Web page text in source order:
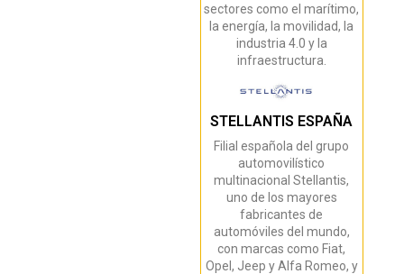
sectores como el marítimo,
la energía, la movilidad, la
industria 4.0 y la
infraestructura.
STELLANTIS ESPAÑA
Filial española del grupo
automovilístico
multinacional Stellantis,
uno de los mayores
fabricantes de
automóviles del mundo,
con marcas como Fiat,
Opel, Jeep y Alfa Romeo, y